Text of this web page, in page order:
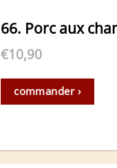
66. Porc aux
€10,90
commander ›